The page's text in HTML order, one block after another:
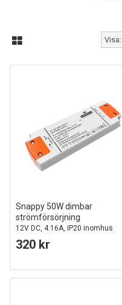
Snappy 50W dimbar
strömförsörjning
12V DC, 4.16A, IP20 inomhus
320 kr